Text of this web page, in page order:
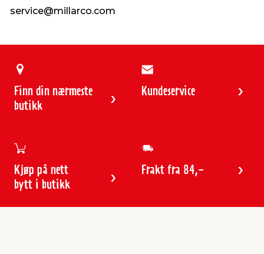
service@millarco.com
Finn din nærmeste
butikk
Kundeservice
Kjøp på nett
bytt i butikk
Frakt fra 84,-